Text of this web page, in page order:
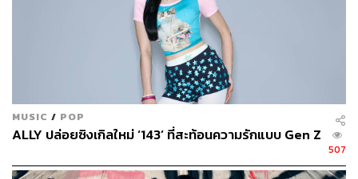
MUSIC / POP
ALLY ปล่อยซิงเกิลใหม่ ‘143’ ที่สะท้อนความรักแบบ Gen Z
507